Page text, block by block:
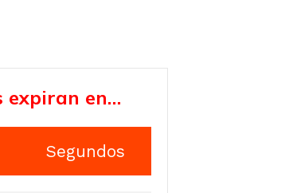
expiran en…
Segundos